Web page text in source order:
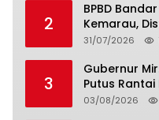
2
BPBD
Kemarau,
31/07/2026
3
Gubernur
Putus Rantai
03/08/2026